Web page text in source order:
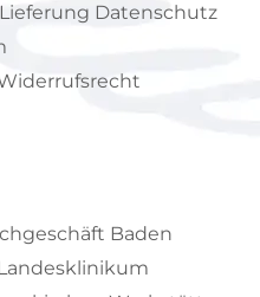
Datenschutz
Baden
Landesklinikum